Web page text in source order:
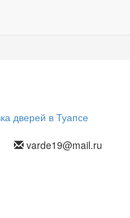
varde19@mail.ru